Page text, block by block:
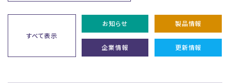
すべて表示
お知らせ 製品情報
企業情報 更新情報